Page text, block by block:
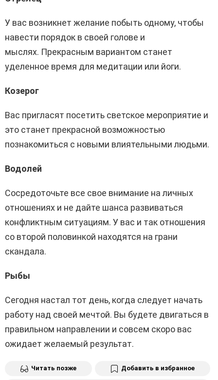
У вас возникнет желание побыть одному, чтобы
навести порядок в своей голове и
мыслях. Прекрасным вариантом станет
уделенное время для медитации или йоги.
Козерог
Вас пригласят посетить светское мероприятие и
это станет прекрасной возможностью
познакомиться с новыми влиятельными людьми.
Водолей
Сосредоточьте все свое внимание на личных
отношениях и не дайте шанса развиваться
конфликтным ситуациям. У вас и так отношения
со второй половинкой находятся на грани
скандала.
Рыбы
Сегодня настал тот день, когда следует начать
работу над своей мечтой. Вы будете двигаться в
правильном направлении и совсем скоро вас
ожидает желаемый результат.
Читать позже Добавить в избранное